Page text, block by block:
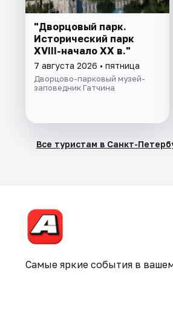
"Дворцовый парк.
Исторический парк
XVIII-начало XX в."
7 августа 2026 • пятница
Дворцово-парковый музей-
заповедник Гатчина
Все туристам в Санкт-
Самые яркие события в